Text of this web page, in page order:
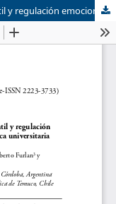
Influencia del ambiente invalidante infantil y regulación emocional en la procrastinación académica universitaria